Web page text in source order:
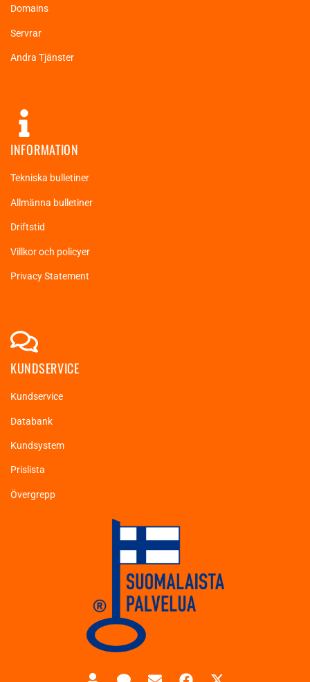
Domains
Servrar
Andra Tjänster
INFORMATION
Tekniska bulletiner
Allmänna bulletiner
Driftstid
Villkor och policyer
Privacy Statement
KUNDSERVICE
Kundservice
Databank
Kundsystem
Prislista
Övergrepp